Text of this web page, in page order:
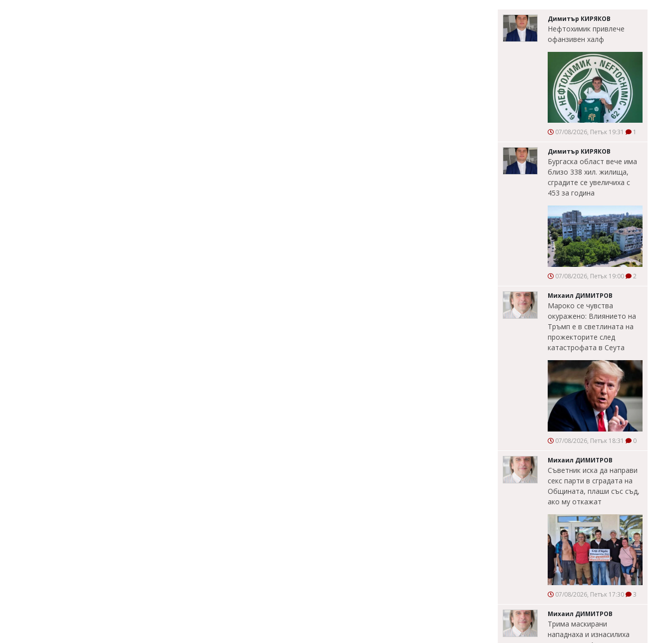
Димитър КИРЯКОВ
Нефтохимик привлече
офанзивен халф
07/08/2026, Петък 19:31 1
Димитър КИРЯКОВ
Бургаска област вече има
близо 338 хил. жилища,
сградите се увеличиха с
453 за година
07/08/2026, Петък 19:00 2
Михаил ДИМИТРОВ
Мароко се чувства
окуражено: Влиянието на
Тръмп е в светлината на
прожекторите след
катастрофата в Сеута
07/08/2026, Петък 18:31 0
Михаил ДИМИТРОВ
Съветник иска да направи
секс парти в сградата на
Общината, плаши със съд,
ако му откажат
07/08/2026, Петък 17:30 3
Михаил ДИМИТРОВ
Трима маскирани
нападнаха и изнасилиха